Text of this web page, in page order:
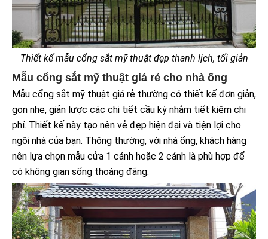
Thiết kế mẫu cổng sắt mỹ thuật đẹp thanh lịch, tối giản
Mẫu cổng sắt mỹ thuật giá rẻ cho nhà ống
Mẫu cổng sắt mỹ thuật giá rẻ thường có thiết kế đơn giản,
gọn nhẹ, giản lược các chi tiết cầu kỳ nhằm tiết kiệm chi
phí. Thiết kế này tạo nên vẻ đẹp hiện đại và tiện lợi cho
ngôi nhà của bạn. Thông thường, với nhà ống, khách hàng
nên lựa chọn mẫu cửa 1 cánh hoặc 2 cánh là phù hợp để
có không gian sống thoáng đãng.